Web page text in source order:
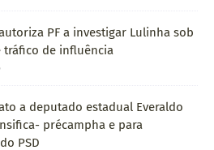
PF a investigar Lulinha sob
tráfico de influência
a deputado estadual Everaldo
précampha e para
PSD